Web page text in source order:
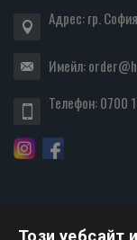
Адрес: гр.
Имейл:
Телефон:0700
Този уебсайт